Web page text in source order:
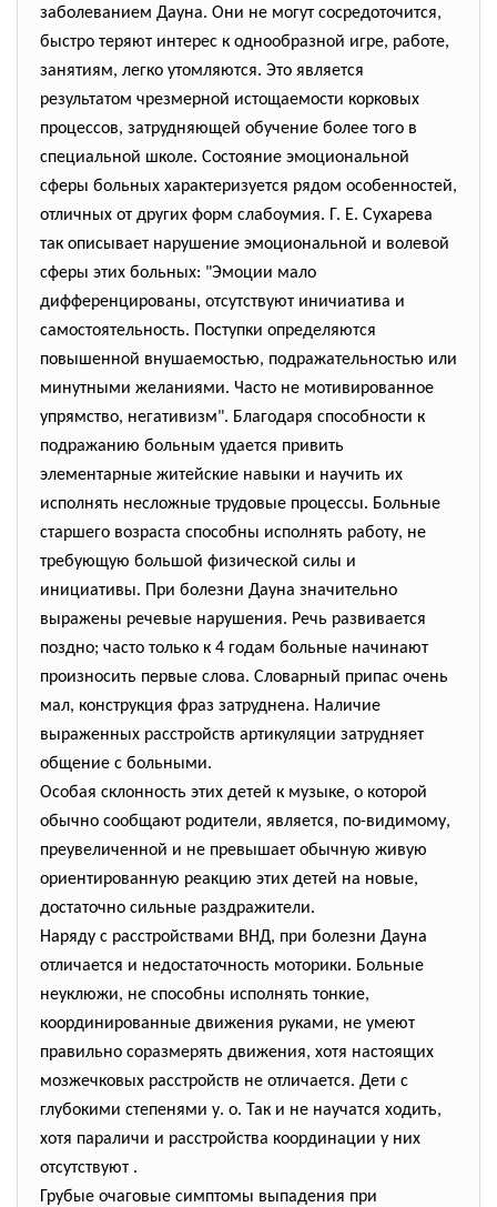
заболеванием Дауна. Они не могут сосредоточится,
быстро теряют интерес к однообразной игре, работе,
занятиям, легко утомляются. Это является
результатом чрезмерной истощаемости корковых
процессов, затрудняющей обучение более того в
специальной школе. Состояние эмоциональной
сферы больных характеризуется рядом особенностей,
отличных от других форм слабоумия. Г. Е. Сухарева
так описывает нарушение эмоциональной и волевой
сферы этих больных: "Эмоции мало
дифференцированы, отсутствуют иничиатива и
самостоятельность. Поступки определяются
повышенной внушаемостью, подражательностью или
минутными желаниями. Часто не мотивированное
упрямство, негативизм". Благодаря способности к
подражанию больным удается привить
элементарные житейские навыки и научить их
исполнять несложные трудовые процессы. Больные
старшего возраста способны исполнять работу, не
требующую большой физической силы и
инициативы. При болезни Дауна значительно
выражены речевые нарушения. Речь развивается
поздно; часто только к 4 годам больные начинают
произносить первые слова. Словарный припас очень
мал, конструкция фраз затруднена. Наличие
выраженных расстройств артикуляции затрудняет
общение с больными.
Особая склонность этих детей к музыке, о которой
обычно сообщают родители, является, по-видимому,
преувеличенной и не превышает обычную живую
ориентированную реакцию этих детей на новые,
достаточно сильные раздражители.
Наряду с расстройствами ВНД, при болезни Дауна
отличается и недостаточность моторики. Больные
неуклюжи, не способны исполнять тонкие,
координированные движения руками, не умеют
правильно соразмерять движения, хотя настоящих
мозжечковых расстройств не отличается. Дети с
глубокими степенями у. о. Так и не научатся ходить,
хотя параличи и расстройства координации у них
отсутствуют .
Грубые очаговые симптомы выпадения при